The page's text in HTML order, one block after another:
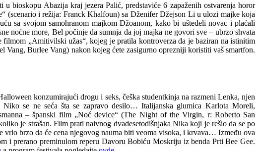
bioskopu Abazija kraj jezera Palić, predstaviće 6 zapaženih ostvarenja horor
i režija: Franck Khalfoun) sa Dženifer Džejson Li u ulozi majke koja
sa svojom samohranom majkom Džoanom, kako bi uštedeli novac i plaćali
noćne more, Bel počinje da sumnja da joj majka ne govori sve – ubrzo shvata
„Amitivilski užas“, kojeg je pratila kontroverza da je baziran na istinitim
Burlee Vang) nakon kojeg ćete zasigurno oprezniji koristiti vaš smartfon.
konzumirajući drogu i seks, češka studentkinja na razmeni Lenka, njen
se ne seća šta se zapravo desilo… Italijanska glumica Karlota Moreli,
– španski film „Noć device“ (The Night of the Virgin, r: Roberto San
je strašan. Film prati naivnog dvadesetodišnjaka Nika koji je rešio da se po
vrlo brzo da će cena njegovog nauma biti veoma visoka, i krvava… Između ova
i prerano preminulom reperu Davoru Bobiću Moskriju iz benda Prti Bee Gee.